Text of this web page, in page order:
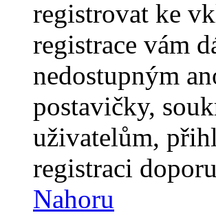
registrovat ke
registrace vám
nedostupným
postavičky,
uživatelům,
registraci
Nahoru